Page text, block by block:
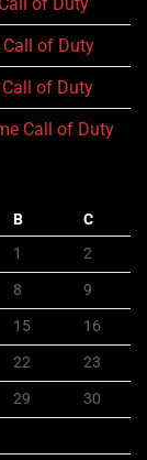
of Duty
of Duty
of Duty
Call of Duty
B
C
1
2
8
9
15
16
22
23
29
30